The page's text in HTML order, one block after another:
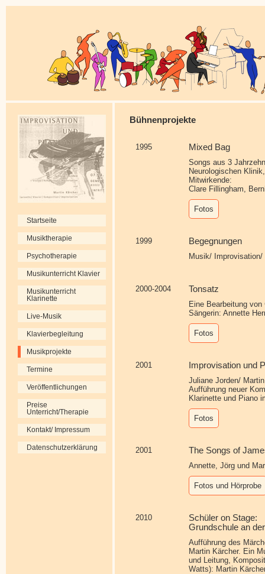
Startseite
Musiktherapie
Psychotherapie
Musikunterricht Klavier
Musikunterricht
Klarinette
Live-Musik
Klavierbegleitung
Musikprojekte
Termine
Veröffentlichungen
Preise
Unterricht/Therapie
Kontakt/ Impressum
Datenschutzerklärung
Bühnenprojekte
1995 Mixed Bag
Songs aus 3
Neurologischen
Mitwirkende:
Clare Fillingham,
Fotos
1999 Begegnungen
Musik/
2000-2004 Tonsatz
Eine Bearbeitung
Sängerin: Annette
Fotos
2001 Improvisation und
Juliane Jorden/
Aufführung neuer
Klarinette und Piano
Fotos
2001 The Songs of
Annette, Jörg und
Fotos und Hörprobe
2010
Schüler on Stage:
Grundschule an
Aufführung des
Martin Kärcher. Ein
und Leitung,
Watts): Martin